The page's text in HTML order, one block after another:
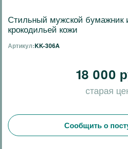
Стильный мужской бумажник
крокодильей кожи
Артикул:KK-306A
18 000
старая
Сообщить о